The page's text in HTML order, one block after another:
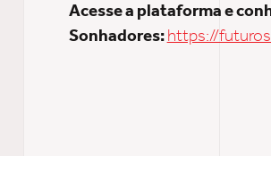
Acesse a plataforma e
Sonhadores: https://